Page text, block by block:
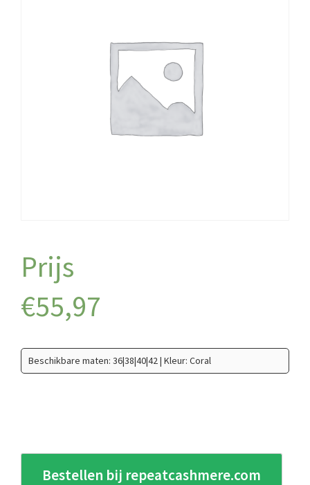
€55,97
Beschikbare maten: 36|38|40|42 | Kleur: Coral
Bestellen bij repeatcashmere.com